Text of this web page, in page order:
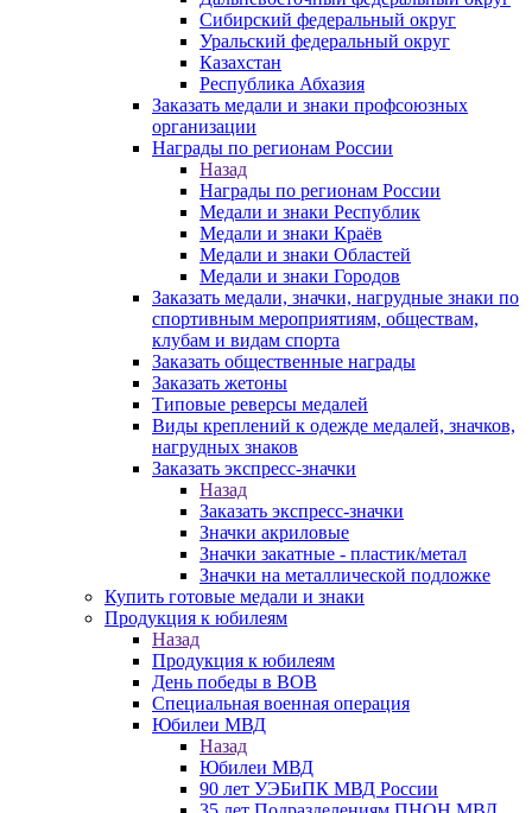
Сибирский федеральный округ
Уральский федеральный округ
Казахстан
Республика Абхазия
Заказать медали и знаки профсоюзных
организации
Награды по регионам России
Назад
Награды по регионам России
Медали и знаки Республик
Медали и знаки Краёв
Медали и знаки Областей
Медали и знаки Городов
Заказать медали, значки, нагрудные знаки по
спортивным мероприятиям, обществам,
клубам и видам спорта
Заказать общественные награды
Заказать жетоны
Типовые реверсы медалей
Виды креплений к одежде медалей, значков,
нагрудных знаков
Заказать экспресс-значки
Назад
Заказать экспресс-значки
Значки акриловые
Значки закатные - пластик/метал
Значки на металлической подложке
Купить готовые медали и знаки
Продукция к юбилеям
Назад
Продукция к юбилеям
День победы в ВОВ
Специальная военная операция
Юбилеи МВД
Назад
Юбилеи МВД
90 лет УЭБиПК МВД России